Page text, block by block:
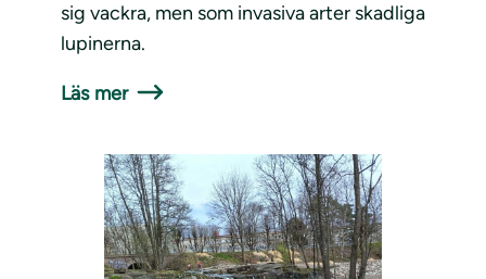
sig vackra, men som invasiva arter skadliga
lupinerna.
Läs mer